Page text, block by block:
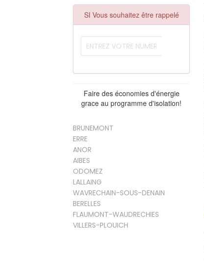
SI Vous souhaitez être rappelé
Faire des économies d'énergie
grace au programme d'isolation!
BRUNEMONT
ERRE
ANOR
AIBES
ODOMEZ
LALLAING
WAVRECHAIN-SOUS-DENAIN
BERELLES
FLAUMONT-WAUDRECHIES
VILLERS-PLOUICH